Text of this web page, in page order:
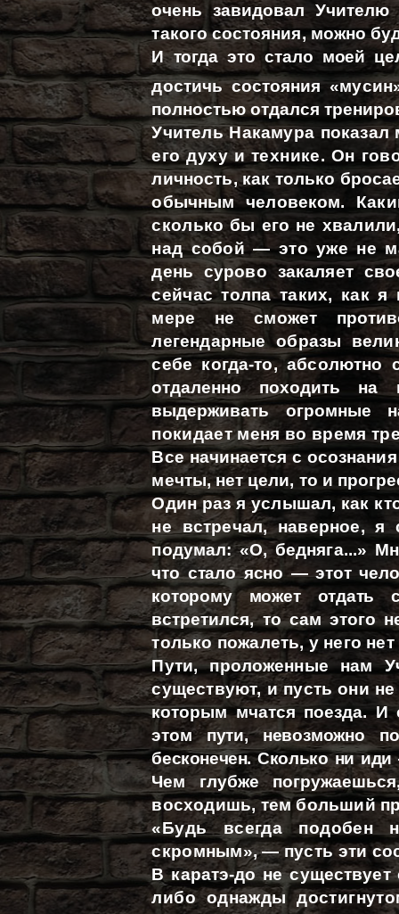
очень завидовал
такого состояния, можно
И тогда это стало моей
достичь состояния
полностью отдался
Учитель Накамура
его духу и технике. Он
личность, как только
обычным человеком.
сколько бы его не
над собой — это уже не
день сурово закаляет
сейчас толпа таких, как я
мере не сможет
легендарные образы
себе когда-то, абсолютно
отдаленно походить
выдерживать огромные
покидает меня во время
Все начинается с
мечты, нет цели, то и
Один раз я услышал, как
не встречал, наверное,
подумал: «О, бедняга...»
что стало ясно — этот
которому может отдать
встретился, то сам этого
только пожалеть, у него
Пути, проложенные нам
существуют, и пусть они
которым мчатся поезда.
этом пути, невозможно
бесконечен. Сколько ни
Чем глубже
восходишь, тем больший
«Будь всегда подобен
скромным», — пусть эти
В каратэ-до не
либо однажды